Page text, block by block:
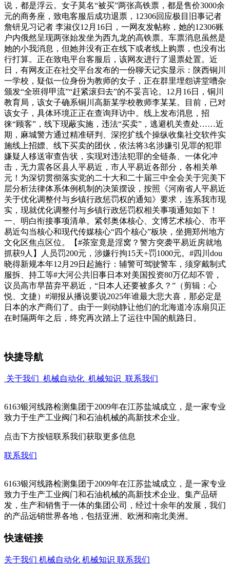
说，都是浮云。女子莫名“被买”两张高铁票，都是售价3000余
元的商务座，致电客服后成功退票，12306回应极目旧事记者
詹钘见习记者 李淑仪12月16日，一网友发帖称，她的12306账
户内俄然呈现两张始发坐为西九龙的高铁票。车票消息虽然是
她的小我消息，但她并没有正在线下或者线上购票，也没有出
行打算。正在致电平台客服后，该网友进行了退票处置。近
日，有网友正在社交平台发布的一份聊天记实显示：陕西铜川
一学校，疑似一位身份为教师的女子，正在群里埋怨讲堂嘈杂
颁发“全班得甲流”“赶紧滚归去”的不妥言论。12月16日，铜川
教育局，该女子确系铜川高新某学校教师李某某。目前，已对
该女子，具体环境正正在查询拜访中。线上发布消息，招
徕“顾客”，线下现蔽实施，违法“买卖”，逃避机关查处……近
期，麻城警方通过精准研判、深挖扩线个操纵收集社交软件实
施线上招嫖、线下买卖的团伙，依法将3名涉嫌引见罪的犯罪
嫌疑人移送审查告状，实现对违法犯罪的全链条、一体化冲
击，无力震各区县人平易近，市人平易近各部分，各相关单
元！为深切贯彻落实党的二十大和二十届三中全会关于完美下
层分析法律体系体例机制的决策摆设，按照《河南省人平易近
关于优化调整付与乡镇行政惩罚权的通知》要求，连系我市现
实，现就优化调整付与乡镇行政惩罚权相关事项通知如下！
一、明白衔接事项清单。紧邻奥体核心、文博艺术核心、市平
易近勾当核心和现代传媒核心“四个核心”板块，坐拥郑州地方
文化区焦点区位。【#茶室竟是淫窝？警方突袭平易近房就地
抓获9人】人员罚200元，涉嫌行拘15天+罚1000元。#四川dou
晓得新规本年12月29日起施行：辅警可驾驶警车，须穿戴制式
服拆、持工等#大河公共旧事日本对美国投资80万亿却不管，
议员高市早苗弃平易近，“日本人还要被多久？”（剪辑：心
悦、文捷）#湖报从播说要说2025年谁最大悲大喜，那必定是
日本的水产商们了。由于一则动静让他们的北海道冷冻扇贝正
在时隔两年之后，终究再次踏上了运往中国的航路日。
快捷导航
关于我们 机械自动化 机械知识 联系我们
6163银河线路检测集团于2009年在江苏盐城成立，是一家专业
致力于生产工业阀门和石油机械的高新技术企业。
点击下方按钮联系我们获取更多信息
联系我们
6163银河线路检测集团于2009年在江苏盐城成立，是一家专业
致力于生产工业阀门和石油机械的高新技术企业。集产品研
发，生产和销售于一体的集团公司，经过十余年的发展，我们
的产品远销世界各地，包括亚洲、欧洲和南北美洲。
快速链接
关于我们 机械自动化 机械知识 联系我们